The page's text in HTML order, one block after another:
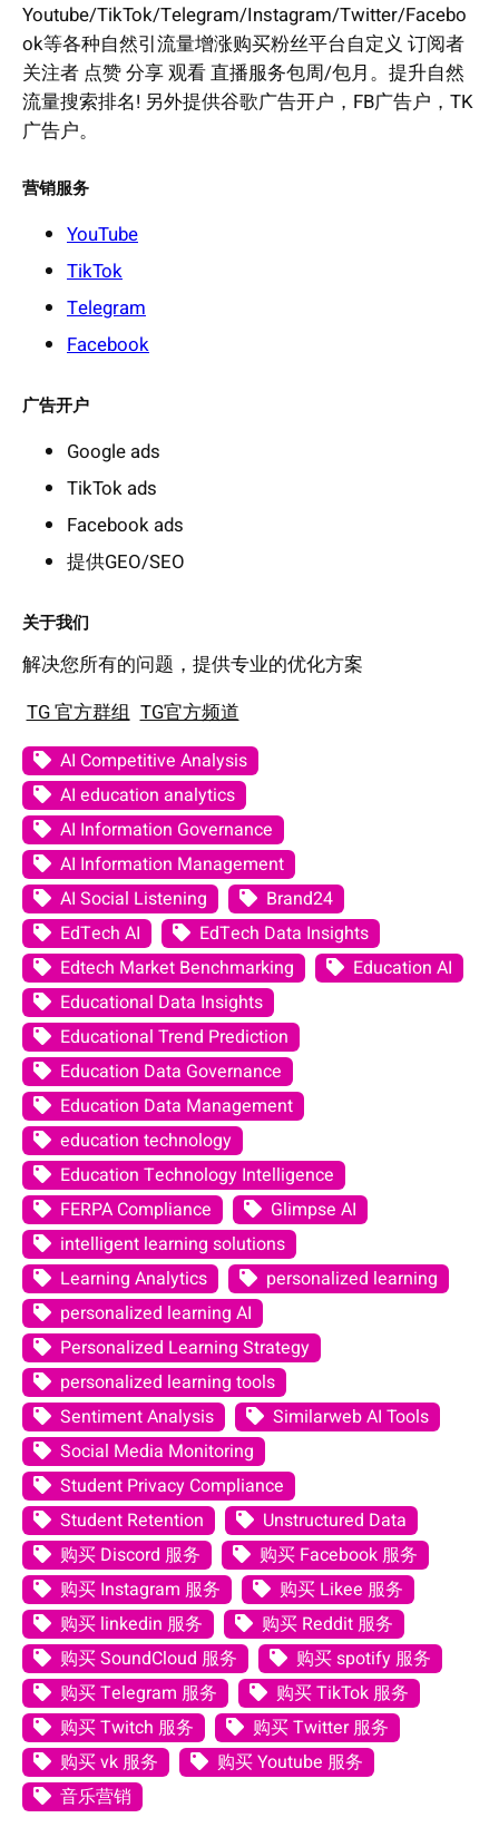
Youtube/TikTok/Telegram/Instagram/Twitter/Facebo
ok等各种自然引流量增涨购买粉丝平台自定义 订阅者
关注者 点赞 分享 观看 直播服务包周/包月。提升自然
流量搜索排名! 另外提供谷歌广告开户，FB广告户，TK
广告户。
营销服务
YouTube
TikTok
Telegram
Facebook
广告开户
Google ads
TikTok ads
Facebook ads
提供GEO/SEO
关于我们
解决您所有的问题，提供专业的优化方案
TG 官方群组 TG官方频道
AI Competitive Analysis
AI education analytics
AI Information Governance
AI Information Management
AI Social Listening
Brand24
EdTech AI
EdTech Data Insights
Edtech Market Benchmarking
Education AI
Educational Data Insights
Educational Trend Prediction
Education Data Governance
Education Data Management
education technology
Education Technology Intelligence
FERPA Compliance
Glimpse AI
intelligent learning solutions
Learning Analytics
personalized learning
personalized learning AI
Personalized Learning Strategy
personalized learning tools
Sentiment Analysis
Similarweb AI Tools
Social Media Monitoring
Student Privacy Compliance
Student Retention
Unstructured Data
购买 Discord 服务
购买 Facebook 服务
购买 Instagram 服务
购买 Likee 服务
购买 linkedin 服务
购买 Reddit 服务
购买 SoundCloud 服务
购买 spotify 服务
购买 Telegram 服务
购买 TikTok 服务
购买 Twitch 服务
购买 Twitter 服务
购买 vk 服务
购买 Youtube 服务
音乐营销